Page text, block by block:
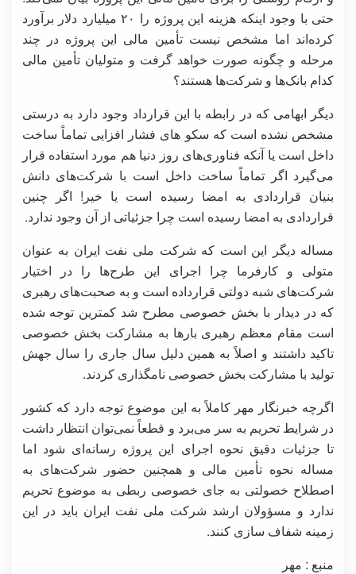
حتی با وجود اینکه هزینه این پروژه را ۲۰ میلیارد دلار برآورد
کرده‌اند اما مشخص نیست تأمین مالی این پروژه در چند
مرحله و چگونه صورت خواهد گرفت و متولیان تأمین مالی
کدام بانک‌ها و شرکت‌ها هستند؟
دیگر ابهامی که در رابطه با این قرارداد وجود دارد به درستی
مشخص نشده است که سکو های فشار افزایی تماماً ساخت
داخل است یا آنکه فناوری‌های روز دنیا هم مورد استفاده قرار
می‌گیرد اگر تماماً ساخت داخل است با شرکت‌های دانش
بنیان قراردادی به امضا رسیده است یا خیر! اگر چنین
قراردادی به امضا رسیده است چرا جزئیاتی از آن وجود ندارد.
مساله دیگر این است که شرکت ملی نفت ایران به عنوان
متولی و کارفرما چرا اجرای این طرح‌ها را در اختیار
شرکت‌های شبه دولتی قرارداده است و به صحبت‌های رهبری
که در دیدار با بخش خصوصی مطرح شد کمترین توجه شده
است مقام معظم رهبری بارها به مشارکت بخش خصوصی
تاکید داشتند و اصلاً به همین دلیل سال جاری را سال جهش
تولید با مشارکت بخش خصوصی نامگذاری کردند.
اگرچه خبرنگار مهر کاملاً به این موضوع توجه دارد که کشور
در شرایط تحریم به سر می‌برد و قطعاً نمی‌توان انتظار داشت
تا جزئیات دقیق نحوه اجرای این پروژه رسانه‌ای شود اما
مساله نحوه تأمین مالی و همچنین حضور شرکت‌های به
اصطلاح خصولتی به جای خصوصی ربطی به موضوع تحریم
ندارد و مسؤولان ارشد شرکت ملی نفت ایران باید در این
زمینه شفاف سازی کنند.
منبع : مهر